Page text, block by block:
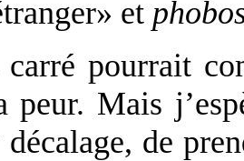
et
pourrait
peur. Mais
de